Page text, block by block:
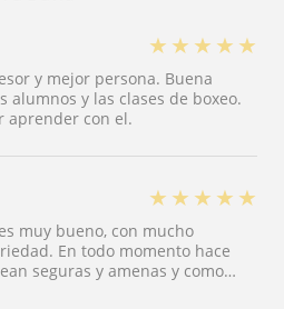
★ ★ ★ ★ ★
y mejor persona. Buena
alumnos y las clases de boxeo.
aprender con el.
★ ★ ★ ★ ★
muy bueno, con mucho
En todo momento hace
seguras y amenas y como
muy humano y cercano. Un